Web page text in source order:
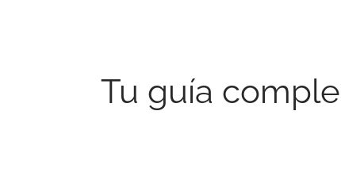
Tu guía